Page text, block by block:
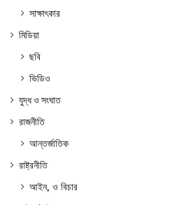
সাক্ষাৎকার
মিডিয়া
ছবি
ভিডিও
যুদ্ধ ও সংঘাত
রাজনীতি
আন্তর্জাতিক
রাষ্ট্রনীতি
আইন, ও বিচার